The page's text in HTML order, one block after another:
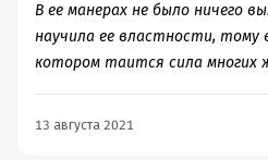
В ее манерах не было ничего
научила ее властности, тому
котором таится сила многих
13 августа 2021